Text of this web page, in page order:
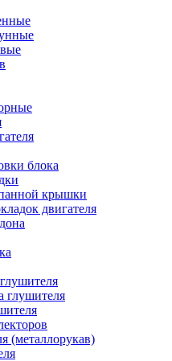
блока
крышки
двигателя
глушителя
(металлорукав)